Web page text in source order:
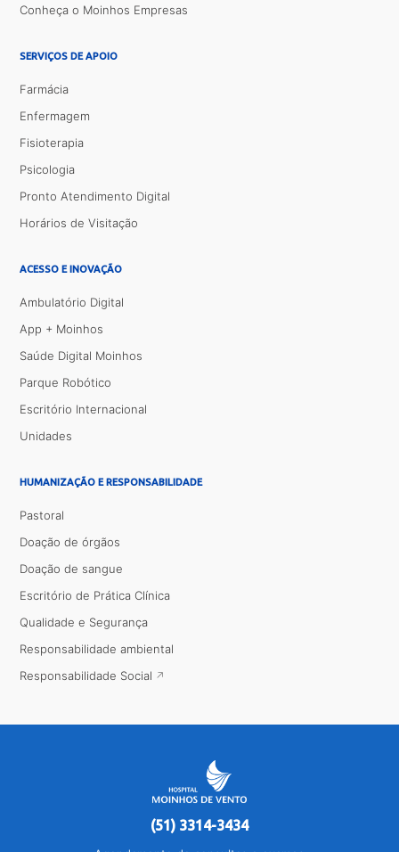
Conheça o Moinhos Empresas
SERVIÇOS DE APOIO
Farmácia
Enfermagem
Fisioterapia
Psicologia
Pronto Atendimento Digital
Horários de Visitação
ACESSO E INOVAÇÃO
Ambulatório Digital
App + Moinhos
Saúde Digital Moinhos
Parque Robótico
Escritório Internacional
Unidades
HUMANIZAÇÃO E RESPONSABILIDADE
Pastoral
Doação de órgãos
Doação de sangue
Escritório de Prática Clínica
Qualidade e Segurança
Responsabilidade ambiental
Responsabilidade Social
(51) 3314-3434